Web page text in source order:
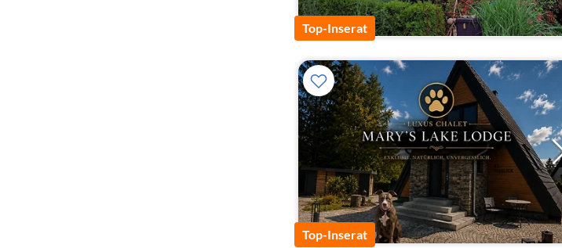
Top-Inserat
Top-Inserat